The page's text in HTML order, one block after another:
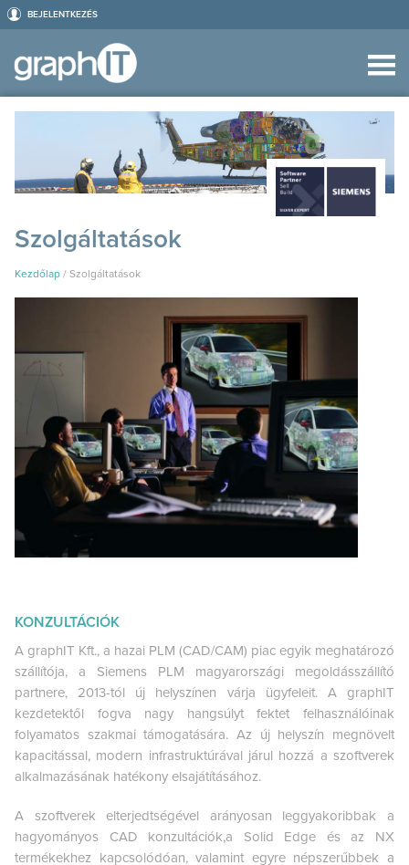
BEJELENTKEZÉS
Szolgáltatások
Kezdőlap / Szolgáltatások
KONZULTÁCIÓK
A graphIT Kft., a hazai PLM (CAD/CAM) piac egyik meghatározó
szállítója, a Siemens PLM magyarországi megoldásszállító
partnere, 2013-tól új helyszínen várja ügyfeleit. A graphIT
kezdetektől fogva nagy hangsúlyt fektet felhasználóinak
folyamatos szakmai támogatására. Az új helyszín megnövelt
kapacitással, modern infrastruktúrával járul hozzá a szoftverek
alkalmazásának hatékony elsajátításához.
A szoftverek elterjedtségével arányosan leggyakoribbak a
hagyományos CAD konzultációk,a Solid Edge és az NX
termékekhez kapcsolódóan, valamint egyre népszerűbbek a